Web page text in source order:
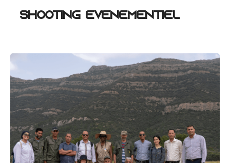
Shooting Événementiel